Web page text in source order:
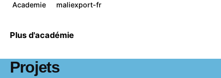
Academie maliexport-fr
Plus d'académie
Projets